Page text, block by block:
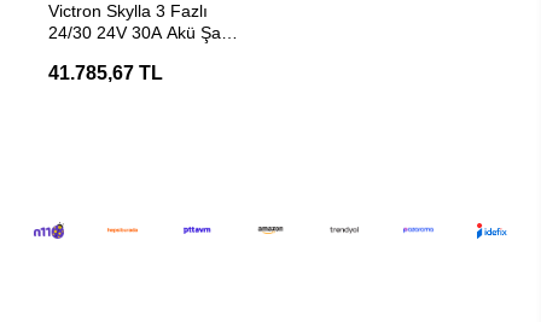
Victron Skylla 3 Fazlı
24/30 24V 30A Akü Şarj
41.785,67 TL